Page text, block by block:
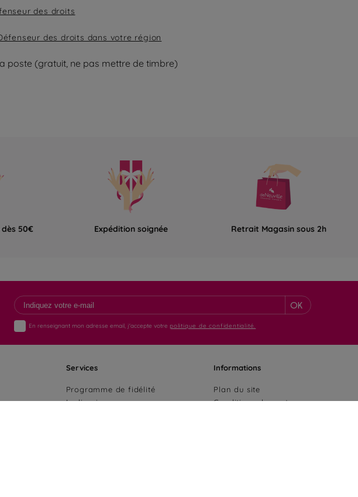
des droits
des droits dans votre région
poste (gratuit, ne pas mettre de timbre)
50€ Expédition soignée Retrait Magasin sous 2h
OK
En renseignant mon adresse email, j'accepte votre politique de confidentialité.
Services
Programme de fidélité
La livraison
Informations
Plan du site
Conditions de ventes